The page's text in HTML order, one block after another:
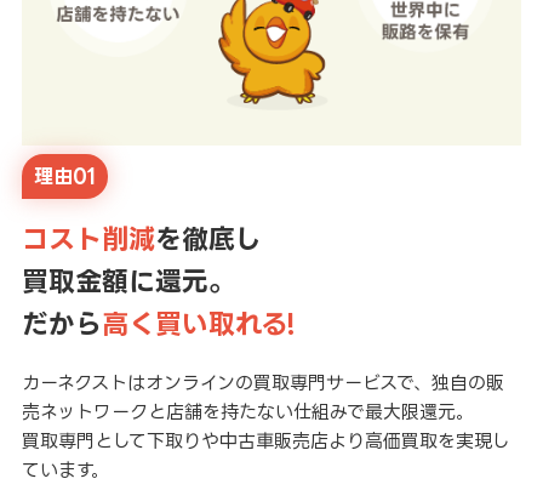
理由01
コスト削減を徹底し
買取金額に還元。
だから高く買い取れる!
カーネクストはオンラインの買取専門サービスで、独自の販
売ネットワークと店舗を持たない仕組みで最大限還元。
買取専門として下取りや中古車販売店より高価買取を実現し
ています。